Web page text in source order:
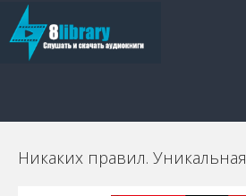
Никаких правил.